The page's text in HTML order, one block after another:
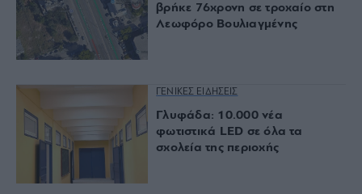
βρήκε 76χρονη σε τροχαίο στη
Λεωφόρο Βουλιαγμένης
ΓΕΝΙΚΕΣ ΕΙΔΗΣΕΙΣ
Γλυφάδα: 10.000 νέα
φωτιστικά LED σε όλα τα
σχολεία της περιοχής